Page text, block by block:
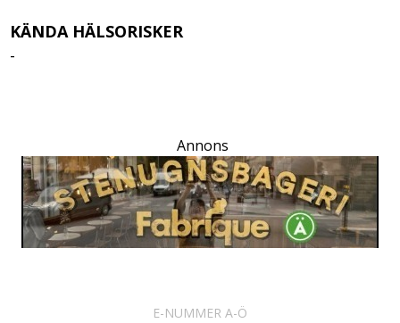
KÄNDA HÄLSORISKER
-
Annons
E-NUMMER A-Ö